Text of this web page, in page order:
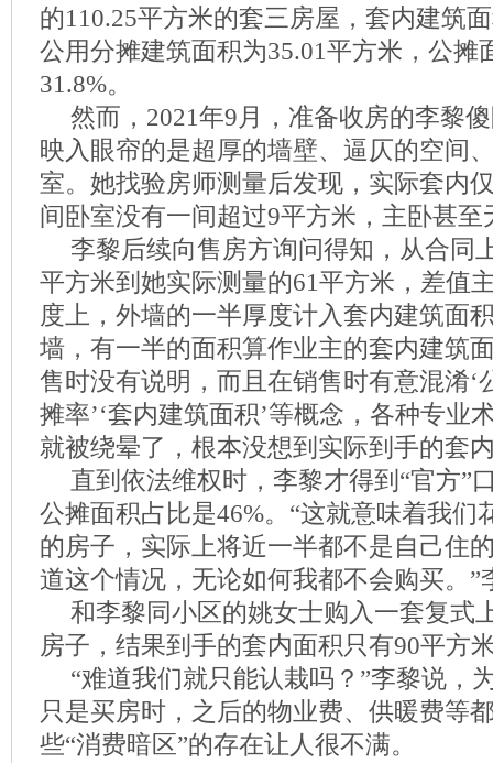
的110.25平方米的套三房屋，套内建筑
公用分摊建筑面积为35.01平方米，公摊
31.8%。
然而，2021年9月，准备收房的李黎
映入眼帘的是超厚的墙壁、逼仄的空间
室。她找验房师测量后发现，实际套内
间卧室没有一间超过9平方米，主卧甚
李黎后续向售房方询问得知，从合同
平方米到她实际测量的61平方米，差值
度上，外墙的一半厚度计入套内建筑面
墙，有一半的面积算作业主的套内建筑
售时没有说明，而且在销售时有意混淆‘
摊率’‘套内建筑面积’等概念，各种专业
就被绕晕了，根本没想到实际到手的套
直到依法维权时，李黎才得到“官方
公摊面积占比是46%。“这就意味着我们
的房子，实际上将近一半都不是自己住
道这个情况，无论如何我都不会购买。”
和李黎同小区的姚女士购入一套复式
房子，结果到手的套内面积只有90平方
“难道我们就只能认栽吗？”李黎说，
只是买房时，之后的物业费、供暖费等
些“消费暗区”的存在让人很不满。